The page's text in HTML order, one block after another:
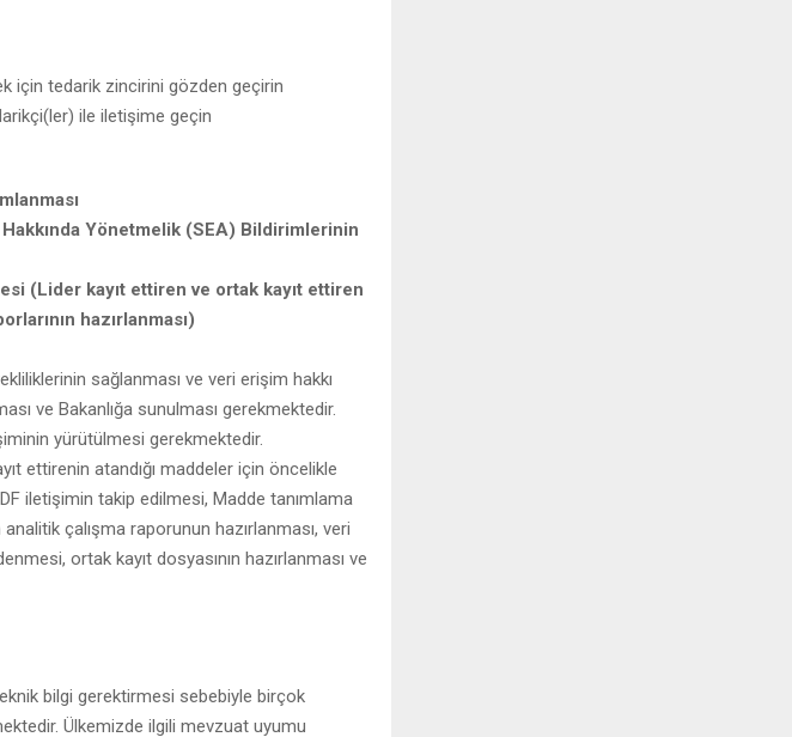
için tedarik zincirini gözden geçirin
ile iletişime geçin
Yönetmelik (SEA) Bildirimlerinin
(Lider kayıt ettiren ve ortak kayıt ettiren
hazırlanması)
sağlanması ve veri erişim hakkı
ve Bakanlığa sunulması gerekmektedir.
yürütülmesi gerekmektedir.
ettirenin atandığı maddeler için öncelikle
iletişimin takip edilmesi, Madde tanımlama
çalışma raporunun hazırlanması, veri
ortak kayıt dosyasının hazırlanması ve
bilgi gerektirmesi sebebiyle birçok
Ülkemizde ilgili mevzuat uyumu